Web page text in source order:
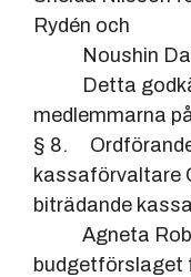
Rydén och
Noushin
Detta
medlemmarna
§ 8.
kassaförvaltare
biträdande
Agneta
budgetförslaget